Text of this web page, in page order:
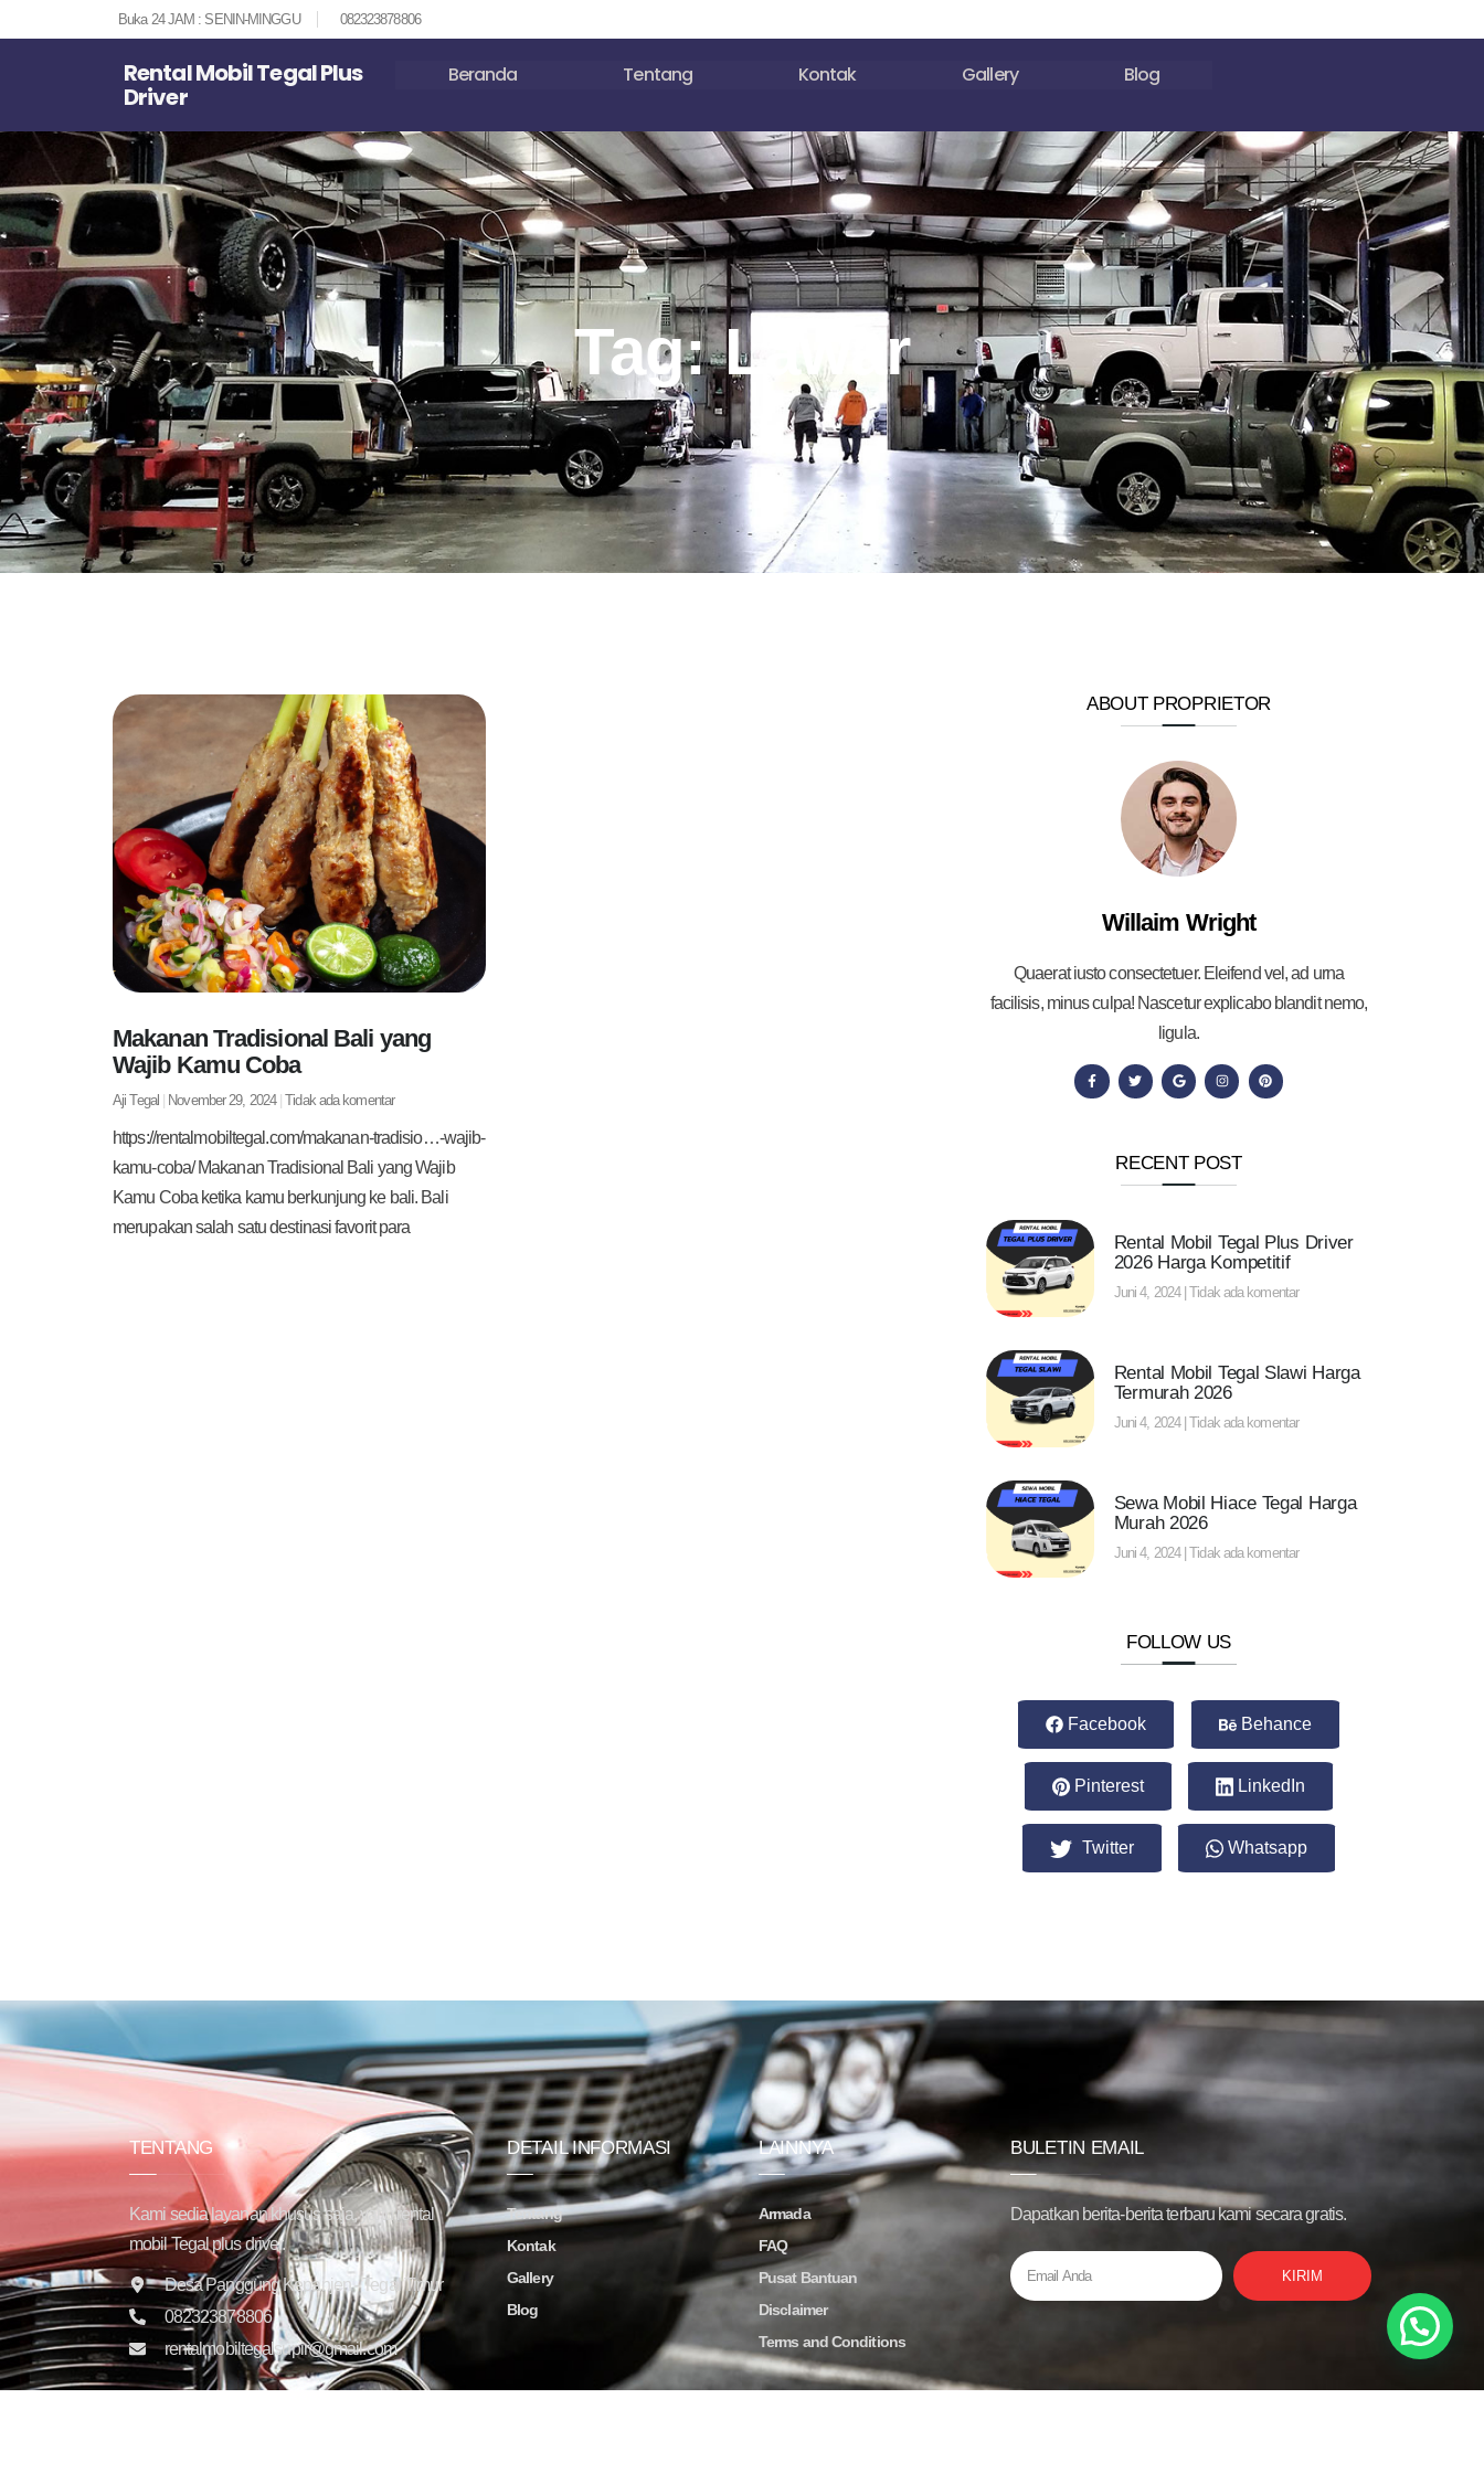
Buka 24 JAM : SENIN-MINGGU 082323878806
Rental Mobil Tegal Plus
Driver
Beranda Tentang Kontak Gallery Blog
Tag: Lawar
Makanan Tradisional Bali yang
Wajib Kamu Coba
Aji Tegal November 29, 2024 Tidak ada komentar
https://rentalmobiltegal.com/makanan-tradisio…-wajib-
kamu-coba/ Makanan Tradisional Bali yang Wajib
Kamu Coba ketika kamu berkunjung ke bali. Bali
merupakan salah satu destinasi favorit para
ABOUT PROPRIETOR
Willaim Wright
Quaerat iusto consectetuer. Eleifend vel, ad urna
facilisis, minus culpa! Nascetur explicabo blandit nemo,
ligula.
RECENT POST
Rental Mobil Tegal Plus Driver
2026 Harga Kompetitif
Juni 4, 2024 Tidak ada komentar
Rental Mobil Tegal Slawi Harga
Termurah 2026
Juni 4, 2024 Tidak ada komentar
Sewa Mobil Hiace Tegal Harga
Murah 2026
Juni 4, 2024 Tidak ada komentar
FOLLOW US
Facebook Behance
Pinterest LinkedIn
Twitter Whatsapp
TENTANG
Kami sedia layanan khusus saja, yaitu rental
mobil Tegal plus driver.
Desa Panggung Kepanjen - Tegal Timur
082323878806
rentalmobiltegalsupir@gmail.com
DETAIL INFORMASI
Tentang
Kontak
Gallery
Blog
LAINNYA
Armada
FAQ
Pusat Bantuan
Disclaimer
Terms and Conditions
BULETIN EMAIL
Dapatkan berita-berita terbaru kami secara gratis.
KIRIM